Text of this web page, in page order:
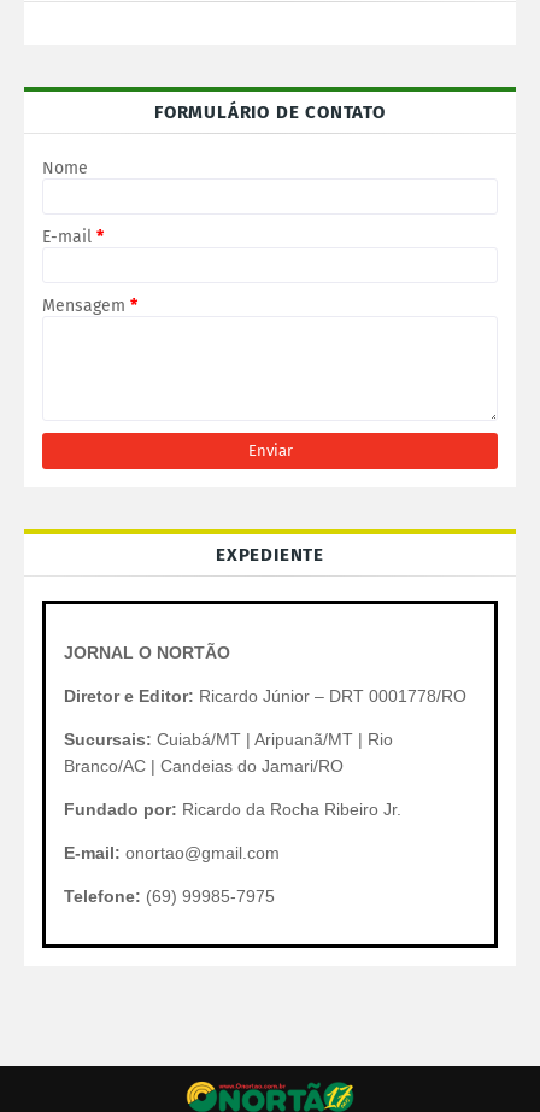
FORMULÁRIO DE CONTATO
Nome
E-mail *
Mensagem *
EXPEDIENTE
JORNAL O NORTÃO
Diretor e Editor: Ricardo Júnior – DRT 0001778/RO
Sucursais: Cuiabá/MT | Aripuanã/MT | Rio
Branco/AC | Candeias do Jamari/RO
Fundado por: Ricardo da Rocha Ribeiro Jr.
E-mail: onortao@gmail.com
Telefone: (69) 99985-7975